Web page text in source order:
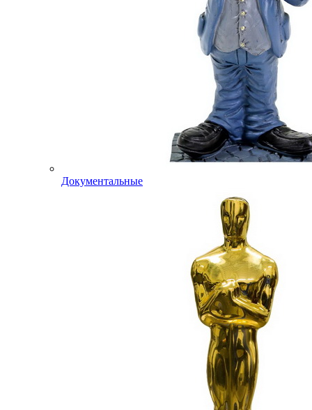
Документальные